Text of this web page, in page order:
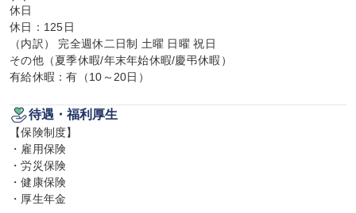
休日
休日：125日
（内訳） 完全週休二日制 土曜 日曜 祝日
その他（夏季休暇/年末年始休暇/慶弔休暇）
有給休暇：有（10～20日）
待遇・福利厚生
【保険制度】
・雇用保険
・労災保険
・健康保険
・厚生年金